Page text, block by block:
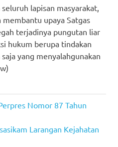
lapisan masyarakat,
upaya Satgas
terjadinya pungutan liar
hukum berupa tindakan
yang menyalahgunakan
Nomor 87 Tahun
Larangan Kejahatan